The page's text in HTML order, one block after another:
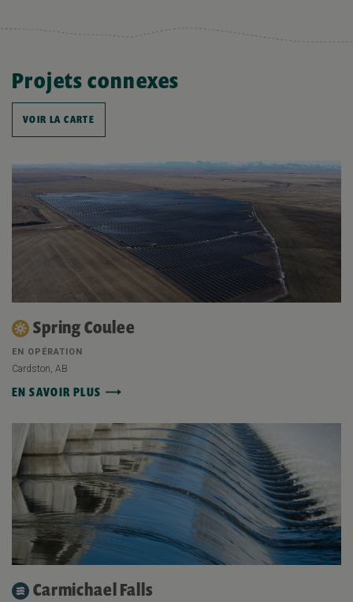
Projets connexes
VOIR LA CARTE
Spring Coulee
EN OPÉRATION
Cardston, AB
EN SAVOIR PLUS
Carmichael Falls